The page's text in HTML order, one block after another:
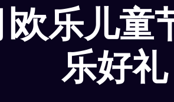
欢乐儿童
乐好礼